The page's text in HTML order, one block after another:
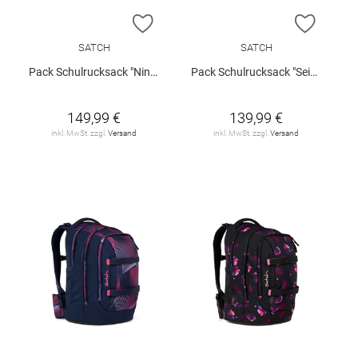
ZUR WUNSCHLISTE HINZUFÜGEN
SATCH
Pack Schulrucksack "Ninja Matrix"
149,99 €
inkl. MwSt. zzgl.Versand
ZUR
SATCH
Pack Schulrucksack "Seismic Green"
139,99 €
inkl. MwSt. zzgl.Versand